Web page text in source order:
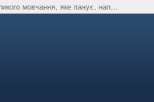
мовчання, яке панує, нап...